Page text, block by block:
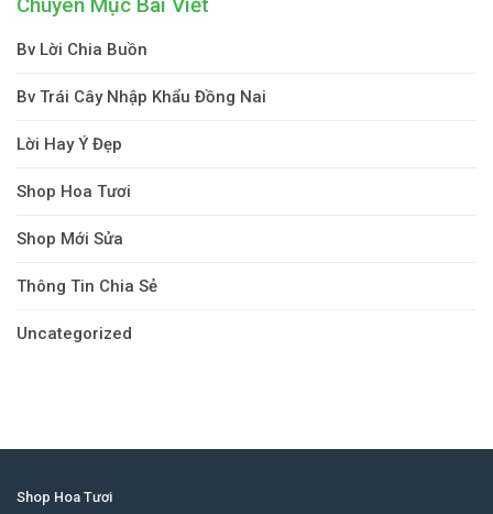
Bv Lời Chia Buồn
Bv Trái Cây Nhập Khẩu Đồng Nai
Lời Hay Ý Đẹp
Shop Hoa Tươi
Shop Mới Sửa
Thông Tin Chia Sẻ
Uncategorized
Shop Hoa Tươi